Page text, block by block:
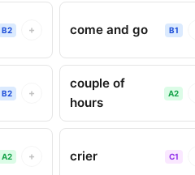
B2 + come and go B1
B2 +
couple of
hours
A2
A2 + crier C1